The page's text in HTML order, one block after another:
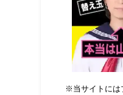
※当サイトには